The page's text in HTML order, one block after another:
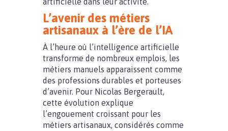
L’avenir des métiers
artisanaux à l’ère de l’IA
À l’heure où l’intelligence artificielle
transforme de nombreux emplois, les
métiers manuels apparaissent comme
des professions durables et porteuses
d’avenir. Pour Nicolas Bergerault,
cette évolution explique
l’engouement croissant pour les
métiers artisanaux, considérés comme